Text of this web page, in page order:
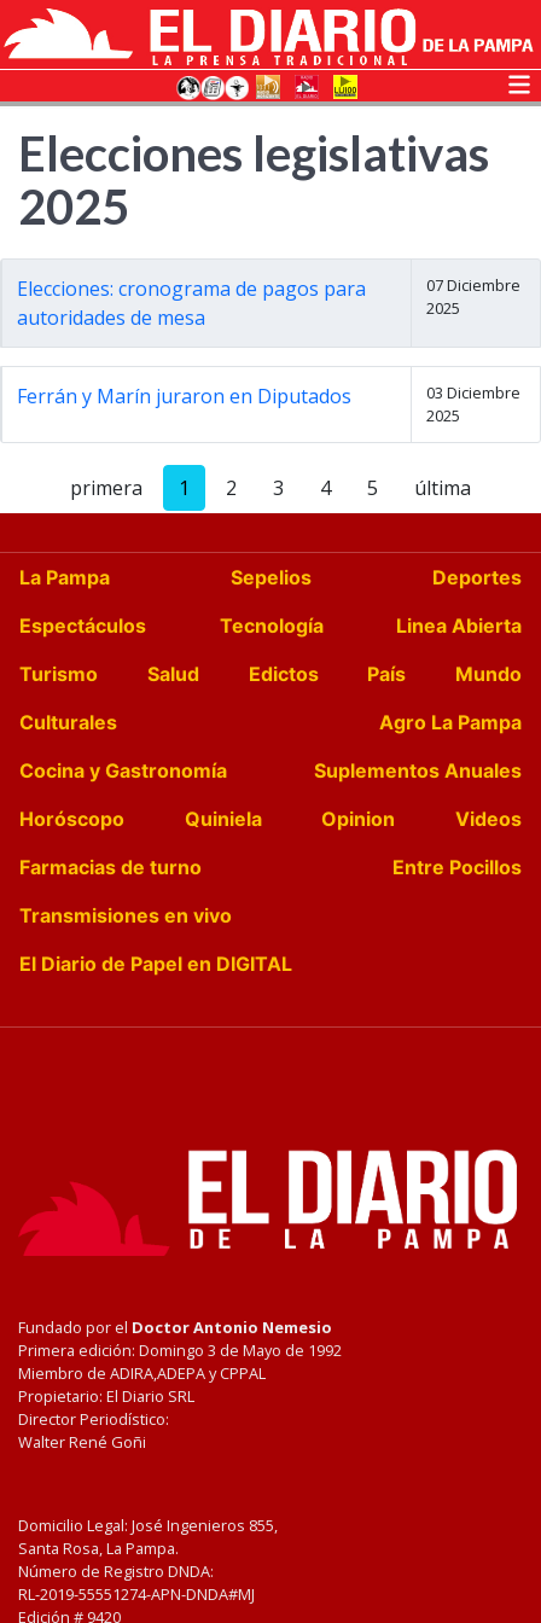
Elecciones legislativas
2025
Elecciones: cronograma de pagos para
autoridades de mesa
07 Diciembre
2025
Ferrán y Marín juraron en Diputados
03 Diciembre
2025
primera 1 2 3 4 5 última
La Pampa Sepelios
Deportes
Espectáculos
Tecnología
Linea Abierta
Turismo
Salud Edictos País
Mundo
Culturales
Agro La Pampa
Cocina y Gastronomía
Suplementos Anuales
Horóscopo
Quiniela Opinion
Videos
Farmacias de turno
Entre Pocillos
Transmisiones en vivo
El Diario de Papel en DIGITAL
Fundado por el Doctor Antonio Nemesio
Primera edición: Domingo 3 de Mayo de 1992
Miembro de ADIRA,ADEPA y CPPAL
Propietario: El Diario SRL
Director Periodístico:
Walter René Goñi
Domicilio Legal: José Ingenieros 855,
Santa Rosa, La Pampa.
Número de Registro DNDA:
RL-2019-55551274-APN-DNDA#MJ
Edición # 9420